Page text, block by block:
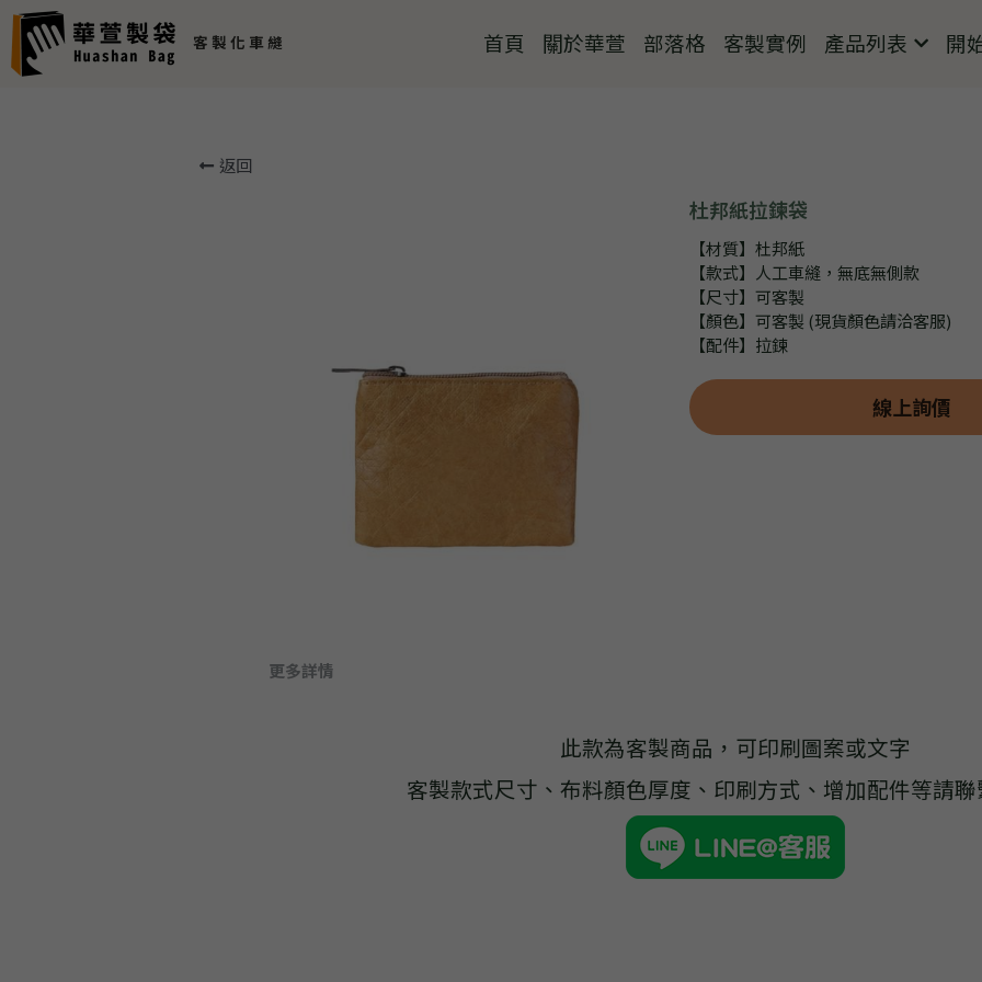
客 製 化 車 縫 首頁 關於華萱 部落格 客製實例 產品列表 開
返回
杜邦紙拉鍊袋
【材質】杜邦紙
【款式】人工車縫，無底無側款
【尺寸】可客製
【顏色】可客製 (現貨顏色請洽客服)
【配件】拉鍊
線上詢價
更多詳情
此款為客製商品，可印刷圖案或文字
客製款式尺寸、布料顏色厚度、印刷方式、增加配件等請